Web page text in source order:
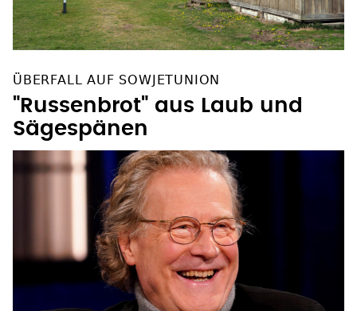
ÜBERFALL AUF SOWJETUNION
"Russenbrot" aus Laub und
Sägespänen